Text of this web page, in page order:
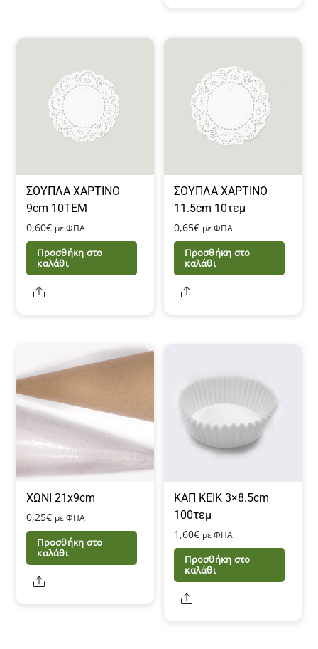
πολλαπλές
Οι
επιλογές
μπορούν
να
στη
σελίδα
ΣΟΥΠΛΑ ΧΑΡΤΙΝΟ
9cm 10ΤΕΜ
0,60€ με ΦΠΑ
Προσθήκη στο
καλάθι
Share
ΣΟΥΠΛΑ ΧΑΡΤΙΝΟ
11.5cm 10τεμ
0,65€ με ΦΠΑ
Προσθήκη στο
καλάθι
Share
ΧΩΝΙ 21x9cm
0,25€ με ΦΠΑ
Προσθήκη στο
καλάθι
Share
ΚΑΠ ΚΕΙΚ 3×8.5cm
100τεμ
1,60€ με ΦΠΑ
Προσθήκη στο
καλάθι
Share